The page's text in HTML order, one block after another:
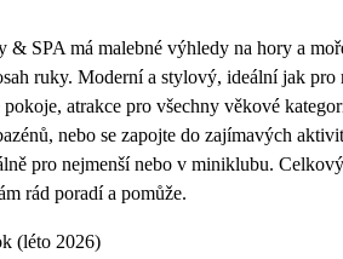
SPA má malebné výhledy na hory a
ruky. Moderní a stylový, ideální jak
atrakce pro všechny věkové
nebo se zapojte do zajímavých
pro nejmenší nebo v miniklubu.
rád poradí a pomůže.
(léto 2026)